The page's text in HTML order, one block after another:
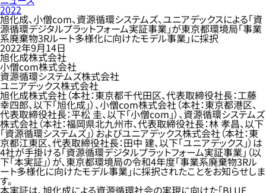
2022
旭化成、小僧com、資源循環システムズ、ユニアデックスによる「資
源循環デジタルプラットフォーム実証事業」が東京都環境局「事業
系廃棄物3Rルート多様化に向けたモデル事業」に採択
2022年9月14日
旭化成株式会社
小僧com株式会社
資源循環システムズ株式会社
ユニアデックス株式会社
旭化成株式会社（本社：東京都千代田区、代表取締役社長：工藤
幸四郎、以下「旭化成」）、小僧com株式会社（本社：東京都港区、
代表取締役社長：平松 圭、以下「小僧com」）、資源循環システムズ
株式会社（本社：福岡県北九州市、代表取締役社長：林 孝昌、以下
「資源循環システムズ」）およびユニアデックス株式会社（本社：東
京都江東区、代表取締役社長：田中 建、以下「ユニアデックス」）は
4社が手掛ける「資源循環デジタルプラットフォーム実証事業」（以
下「本実証」）が、東京都環境局の令和4年度「事業系廃棄物3Rル
ート多様化に向けたモデル事業」に採択されたことをお知らせしま
す。
本実証は、旭化成による資源循環社会の実現に向けた「BLUE